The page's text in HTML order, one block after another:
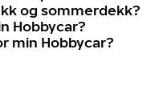
og sommerdekk?
Hobbycar?
min Hobbycar?